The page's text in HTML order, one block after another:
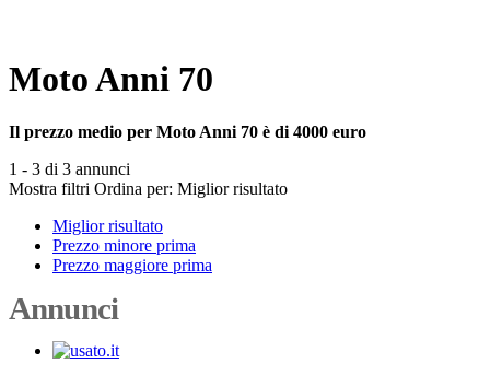
Moto Anni 70
Il prezzo medio per Moto Anni 70 è di 4000 euro
1 - 3 di 3 annunci
Mostra filtri Ordina per: Miglior risultato
Miglior risultato
Prezzo minore prima
Prezzo maggiore prima
Annunci